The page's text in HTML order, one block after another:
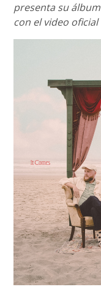
presenta su
con el video oficial